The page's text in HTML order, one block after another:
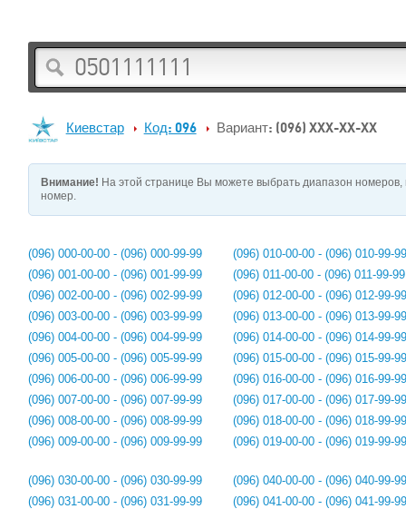
Киевстар Код: 096 Вариант: (096) XXX-XX-XX
Внимание! На этой странице Вы можете выбрать диапазон
номер.
(096) 000-00-00 - (096) 000-99-99
(096) 001-00-00 - (096) 001-99-99
(096) 002-00-00 - (096) 002-99-99
(096) 003-00-00 - (096) 003-99-99
(096) 004-00-00 - (096) 004-99-99
(096) 005-00-00 - (096) 005-99-99
(096) 006-00-00 - (096) 006-99-99
(096) 007-00-00 - (096) 007-99-99
(096) 008-00-00 - (096) 008-99-99
(096) 009-00-00 - (096) 009-99-99
(096) 010-00-00 - (096) 010-99-99
(096) 011-00-00 - (096) 011-99-99
(096) 012-00-00 - (096) 012-99-99
(096) 013-00-00 - (096) 013-99-99
(096) 014-00-00 - (096) 014-99-99
(096) 015-00-00 - (096) 015-99-99
(096) 016-00-00 - (096) 016-99-99
(096) 017-00-00 - (096) 017-99-99
(096) 018-00-00 - (096) 018-99-99
(096) 019-00-00 - (096) 019-99-99
(096) 030-00-00 - (096) 030-99-99
(096) 031-00-00 - (096) 031-99-99
(096) 040-00-00 - (096) 040-99-99
(096) 041-00-00 - (096) 041-99-99